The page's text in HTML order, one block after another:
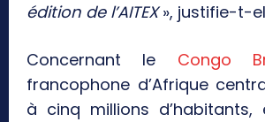
édition de l’AITEX», justifie-t-
Concernant le Congo
francophone d’Afrique
à cinq millions